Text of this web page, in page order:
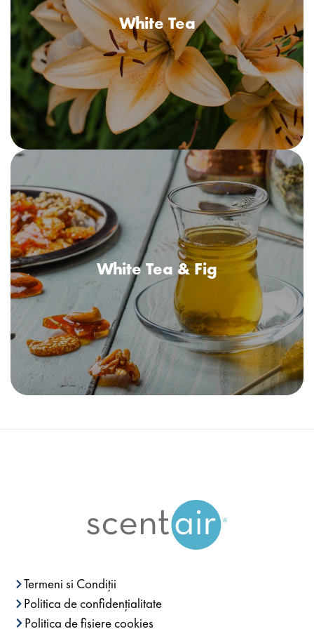
White Tea
Un pafrum fresh, floral, ca atomfpsera unei stațiuni liniștite. Note
de ceai alb se împletesc cu cele de crin și mosc.
White Tea & Fig
White Tea & Fig
Un parfum floral, citric, care-ți înviorează simțurile. Un amestec
perfect de ceai alb și smochine dulci, cu note de bergamotă,
lăcrămioare și mosc.
Termeni si Condiții
Politica de confidențialitate
Politica de fișiere cookies